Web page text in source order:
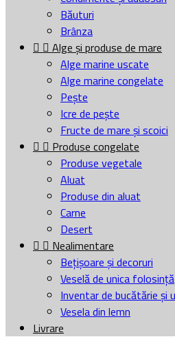
Băuturi
Brânza
  Alge și produse de mare
Alge marine uscate
Alge marine congelate
Pește
Icre de pește
Fructe de mare și scoici
  Produse congelate
Produse vegetale
Aluat
Produse din aluat
Carne
Desert
  Nealimentare
Bețișoare și decoruri
Veselă de unica folosință
Inventar de bucătărie și
Vesela din lemn
Livrare